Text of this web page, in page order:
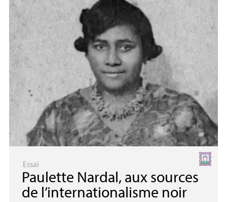
Essai
Paulette Nardal, aux sources
de l’internationalisme noir